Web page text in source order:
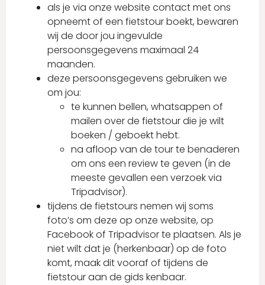
als je via onze website contact met ons
opneemt of een fietstour boekt, bewaren
wij de door jou ingevulde
persoonsgegevens maximaal 24
maanden.
deze persoonsgegevens gebruiken we
om jou:
te kunnen bellen, whatsappen of
mailen over de fietstour die je wilt
boeken / geboekt hebt.
na afloop van de tour te benaderen
om ons een review te geven (in de
meeste gevallen een verzoek via
Tripadvisor).
tijdens de fietstours nemen wij soms
foto’s om deze op onze website, op
Facebook of Tripadvisor te plaatsen. Als je
niet wilt dat je (herkenbaar) op de foto
komt, maak dit vooraf of tijdens de
fietstour aan de gids kenbaar.